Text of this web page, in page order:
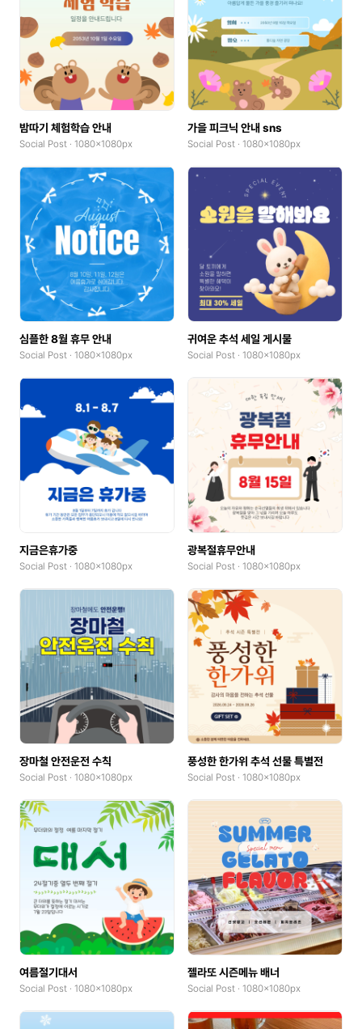
밤따기 체험학습 안내
Social Post · 1080x1080px
가을 피크닉 안내 sns
Social Post · 1080x1080px
심플한 8월 휴무 안내
Social Post · 1080x1080px
귀여운 추석 세일 게시물
Social Post · 1080x1080px
지금은휴가중
Social Post · 1080x1080px
광복절휴무안내
Social Post · 1080x1080px
장마철 안전운전 수칙
Social Post · 1080x1080px
풍성한 한가위 추석 선물 특별전
Social Post · 1080x1080px
여름절기대서
Social Post · 1080x1080px
젤라또 시즌메뉴 배너
Social Post · 1080x1080px